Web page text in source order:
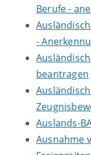
Berufe -
-
beantragen
Auslands-
Ausnahme